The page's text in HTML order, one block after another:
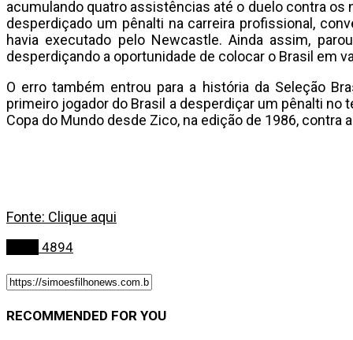
acumulando quatro assistências até o duelo contra os
desperdiçado um pênalti na carreira profissional,
havia executado pelo Newcastle. Ainda assim,
desperdiçando a oportunidade de colocar o Brasil em
O erro também entrou para a história da Seleção
primeiro jogador do Brasil a desperdiçar um pênalti no
Copa do Mundo desde Zico, na edição de 1986, contra
Fonte: Clique aqui
4894
RECOMMENDED FOR YOU